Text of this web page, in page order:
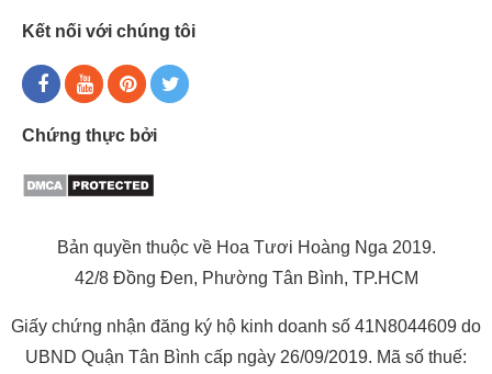
Kết nối với chúng tôi
Chứng thực bởi
Bản quyền thuộc về Hoa Tươi Hoàng Nga 2019.
42/8 Đồng Đen, Phường Tân Bình, TP.HCM
Giấy chứng nhận đăng ký hộ kinh doanh số 41N8044609 do
UBND Quận Tân Bình cấp ngày 26/09/2019. Mã số thuế: